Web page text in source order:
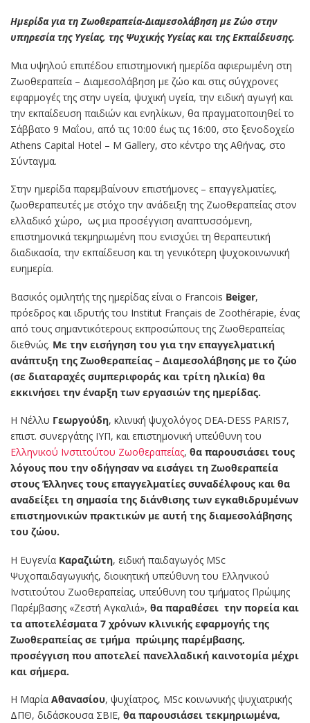
Ημερίδα για τη Ζωοθεραπεία-Διαμεσολάβηση με Ζώο στην
υπηρεσία της Υγείας, της Ψυχικής Υγείας και της Εκπαίδευσης.
Μια υψηλού επιπέδου επιστημονική ημερίδα αφιερωμένη στη
Ζωοθεραπεία – Διαμεσολάβηση με ζώο και στις σύγχρονες
εφαρμογές της στην υγεία, ψυχική υγεία, την ειδική αγωγή και
την εκπαίδευση παιδιών και ενηλίκων, θα πραγματοποιηθεί το
Σάββατο 9 Μαΐου, από τις 10:00 έως τις 16:00, στο ξενοδοχείο
Athens Capital Hotel – M Gallery, στο κέντρο της Αθήνας, στο
Σύνταγμα.
Στην ημερίδα παρεμβαίνουν επιστήμονες – επαγγελματίες,
ζωοθεραπευτές με στόχο την ανάδειξη της Ζωοθεραπείας στον
ελλαδικό χώρο, ως μια προσέγγιση αναπτυσσόμενη,
επιστημονικά τεκμηριωμένη που ενισχύει τη θεραπευτική
διαδικασία, την εκπαίδευση και τη γενικότερη ψυχοκοινωνική
ευημερία.
Βασικός ομιλητής της ημερίδας είναι ο Francois Beiger,
πρόεδρος και ιδρυτής του Institut Français de Zoothérapie, ένας
από τους σημαντικότερους εκπροσώπους της Ζωοθεραπείας
διεθνώς. Με την εισήγηση του για την επαγγελματική
ανάπτυξη της Ζωοθεραπείας – Διαμεσολάβησης με το ζώο
(σε διαταραχές συμπεριφοράς και τρίτη ηλικία) θα
εκκινήσει την έναρξη των εργασιών της ημερίδας.
Η Νέλλυ Γεωργούδη, κλινική ψυχολόγος DEA-DESS PARIS7,
επιστ. συνεργάτης ΙΥΠ, και επιστημονική υπεύθυνη του
Ελληνικού Ινστιτούτου Ζωοθεραπείας, θα παρουσιάσει τους
λόγους που την οδήγησαν να εισάγει τη Ζωοθεραπεία
στους Έλληνες τους επαγγελματίες συναδέλφους και θα
αναδείξει τη σημασία της διάνθισης των εγκαθιδρυμένων
επιστημονικών πρακτικών με αυτή της διαμεσολάβησης
του ζώου.
Η Ευγενία Καραζιώτη, ειδική παιδαγωγός MSc
Ψυχοπαιδαγωγικής, διοικητική υπεύθυνη του Ελληνικού
Ινστιτούτου Ζωοθεραπείας, υπεύθυνη του τμήματος Πρώιμης
Παρέμβασης «Ζεστή Αγκαλιά», θα παραθέσει την πορεία και
τα αποτελέσματα 7 χρόνων κλινικής εφαρμογής της
Ζωοθεραπείας σε τμήμα πρώιμης παρέμβασης,
προσέγγιση που αποτελεί πανελλαδική καινοτομία μέχρι
και σήμερα.
Η Μαρία Αθανασίου, ψυχίατρος, MSc κοινωνικής ψυχιατρικής
ΔΠΘ, διδάσκουσα ΣΒΙΕ, θα παρουσιάσει τεκμηριωμένα,